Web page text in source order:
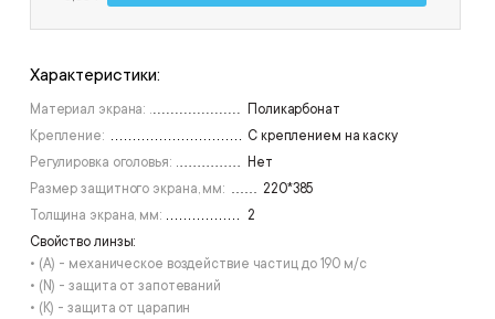
Характеристики:
Материал экрана:
Поликарбонат
Крепление:
С креплением на каску
Регулировка оголовья:
Нет
Размер защитного экрана, мм:
220*385
Толщина экрана, мм:
2
Свойство линзы:
• (А) - механическое воздействие частиц до 190 м/с
• (N) - защита от запотеваний
• (К) - защита от царапин